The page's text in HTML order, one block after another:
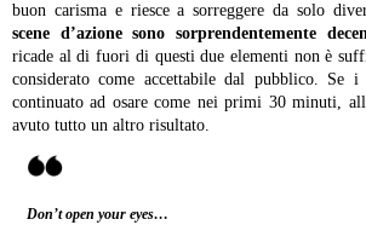
buon carisma e riesce a sorreggere da solo
scene d’azione sono sorprendentemente
ricade al di fuori di questi due elementi non è
considerato come accettabile dal pubblico. Se i
continuato ad osare come nei primi 30 minuti,
avuto tutto un altro risultato.
Don’t open your eyes…